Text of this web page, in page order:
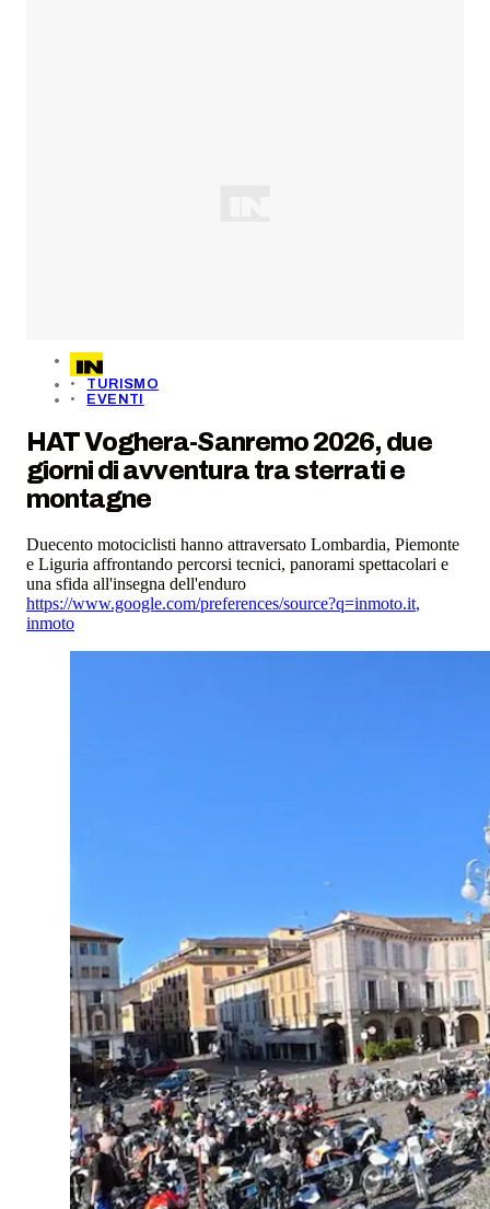
TURISMO
EVENTI
HAT Voghera-Sanremo 2026, due
giorni di avventura tra sterrati e
montagne
Duecento motociclisti hanno attraversato Lombardia, Piemonte
e Liguria affrontando percorsi tecnici, panorami spettacolari e
una sfida all'insegna dell'enduro
https://www.google.com/preferences/source?q=inmoto.it,
inmoto